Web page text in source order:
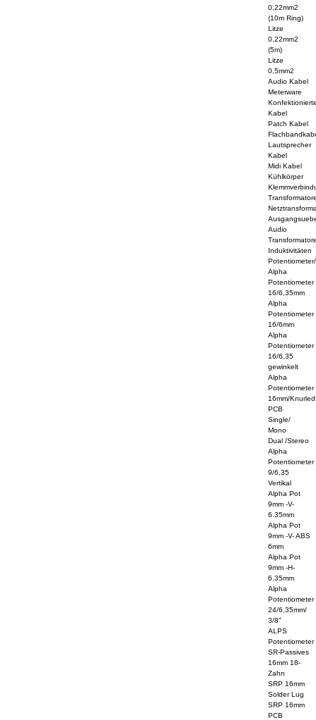
0,22mm2
(10m Ring)
Litze
0,22mm2
(5m)
Litze
0,5mm2
Audio Kabel
Meterware
Kabel
Patch Kabel
Lautsprecher
Kabel
Midi Kabel
Kühlkörper
Audio
Induktivitäten
Alpha
Potentiometer
16/6,35mm
Alpha
Potentiometer
16/6mm
Alpha
Potentiometer
16/6,35
gewinkelt
Alpha
Potentiometer
16mm/Knurled
PCB
Single/
Mono
Dual /Stereo
Alpha
Potentiometer
9/6,35
Vertikal
Alpha Pot
9mm -V-
6.35mm
Alpha Pot
9mm -V- ABS
6mm
Alpha Pot
9mm -H-
6.35mm
Alpha
Potentiometer
24/6,35mm/
3/8"
ALPS
Potentiometer
SR-Passives
16mm 18-
Zahn
SRP 16mm
Solder Lug
SRP 16mm
PCB